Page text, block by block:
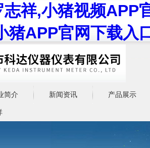
祥,小猪视频APP
猪APP官网下载入
简介 新闻资讯 产品展示